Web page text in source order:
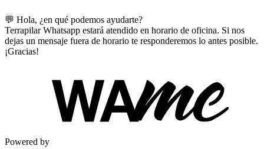
💬 Hola, ¿en qué podemos ayudarte?
Terrapilar Whatsapp estará atendido en horario de oficina. Si nos
dejas un mensaje fuera de horario te responderemos lo antes posible.
¡Gracias!
Powered by